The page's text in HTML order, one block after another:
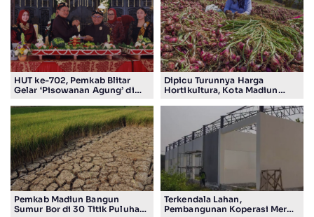
HUT ke-702, Pemkab Blitar
Gelar ‘Pisowanan Agung’ di
Dipicu Turunnya Harga
Hortikultura, Kota Madiun
Pemkab Madiun Bangun
Sumur Bor di 30 Titik Puluhan
Terkendala Lahan,
Pembangunan Koperasi Merah